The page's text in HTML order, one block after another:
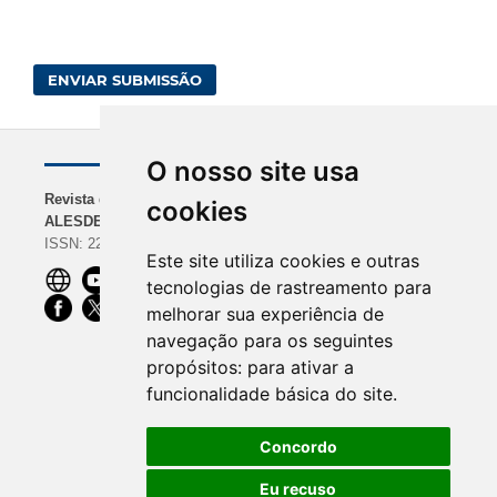
O nosso site usa
cookies
Este site utiliza cookies e outras
tecnologias de rastreamento para
melhorar sua experiência de
navegação para os seguintes
propósitos: para ativar a
funcionalidade básica do site.
Concordo
Eu recuso
ENVIAR SUBMISSÃO
Revista da
ALESDE
ISSN: 2238-0000
NAVEGAÇÃO
Sobre a Revista
Autores
Equipe Editorial
ROAD | Dimensions |
CiteFactor
OpenAIRE |
ScienceOpen | Ibict